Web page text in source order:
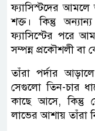
ফ্যাসিস্টদের
শক্ত। কিন্তু
ফ্যাসিস্টের পরে
সম্পন্ন প্রকৌশলী বা
তাঁরা পর্দার
সেগুলো তিন-চার
কাছে আসে, কিন্তু
লাভের আশায় তাঁরা